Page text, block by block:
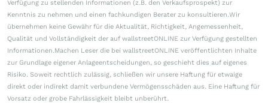
Verfügung zu stellenden Informationen (z.B. den Verkaufsprospekt) zur
Kenntnis zu nehmen und einen fachkundigen Berater zu konsultieren.Wir
übernehmen keine Gewähr für die Aktualität, Richtigkeit, Angemessenheit,
Qualität und Vollständigkeit der auf wallstreetONLINE zur Verfügung gestellten
Informationen.Machen Leser die bei wallstreetONLINE veröffentlichten Inhalte
zur Grundlage eigener Anlageentscheidungen, so geschieht dies auf eigenes
Risiko. Soweit rechtlich zulässig, schließen wir unsere Haftung für etwaige
direkt oder indirekt damit verbundene Vermögensschäden aus. Eine Haftung für
Vorsatz oder grobe Fahrlässigkeit bleibt unberührt.